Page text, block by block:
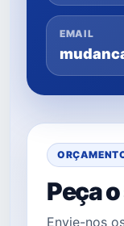
EMAIL
Peça
Envie-nos